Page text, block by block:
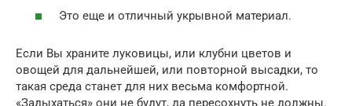
Это еще и отличный укрывной материал.
Если Вы храните луковицы, или клубни цветов и
овощей для дальнейшей, или повторной высадки, то
такая среда станет для них весьма комфортной.
«Задыхаться» они не будут, да пересохнуть не должны.